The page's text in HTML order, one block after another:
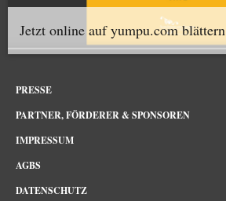
Jetzt online auf yumpu.com blättern
PRESSE
PARTNER, FÖRDERER & SPONSOREN
IMPRESSUM
AGBS
DATENSCHUTZ